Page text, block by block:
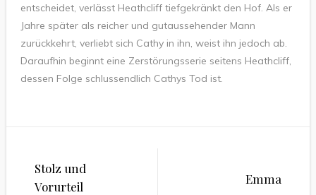
entscheidet, verlässt Heathcliff tiefgekränkt den Hof. Als er
Jahre später als reicher und gutaussehender Mann
zurückkehrt, verliebt sich Cathy in ihn, weist ihn jedoch ab.
Daraufhin beginnt eine Zerstörungsserie seitens Heathcliff,
dessen Folge schlussendlich Cathys Tod ist.
Beitragsnavigation
Stolz und
Vorurteil
Emma